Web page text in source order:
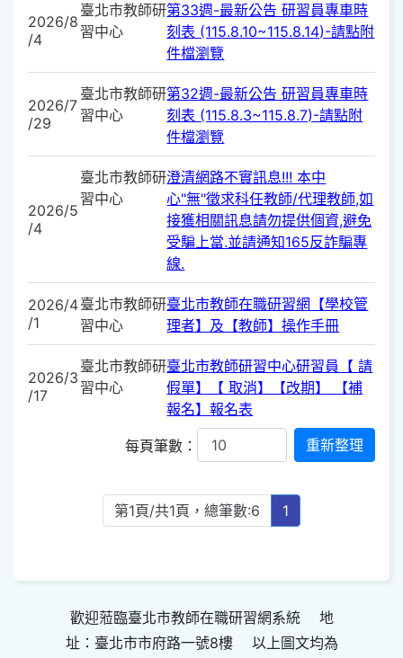
2026/8
/4
臺北市教師研
習中心
第33週-最新公告 研習員專車時
刻表 (115.8.10~115.8.14)-請點附
件檔瀏覽
2026/7
/29
臺北市教師研
習中心
第32週-最新公告 研習員專車時
刻表 (115.8.3~115.8.7)-請點附
件檔瀏覽
2026/5
/4
臺北市教師研
習中心
澄清網路不實訊息!!! 本中
心"無"徵求科任教師/代理教師,如
接獲相關訊息請勿提供個資,避免
受騙上當.並請通知165反詐騙專
線.
2026/4
/1
臺北市教師研
習中心
臺北市教師在職研習網【學校管
理者】及【教師】操作手冊
2026/3
/17
臺北市教師研
習中心
臺北市教師研習中心研習員【 請
假單】【 取消】【改期】 【補
報名】報名表
每頁筆數：
第1頁/共1頁，總筆數:6 1
歡迎蒞臨臺北市教師在職研習網系統 地
址：臺北市市府路一號8樓 以上圖文均為